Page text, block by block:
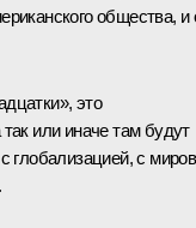
общества, и
это
или иначе там будут
глобализацией, с